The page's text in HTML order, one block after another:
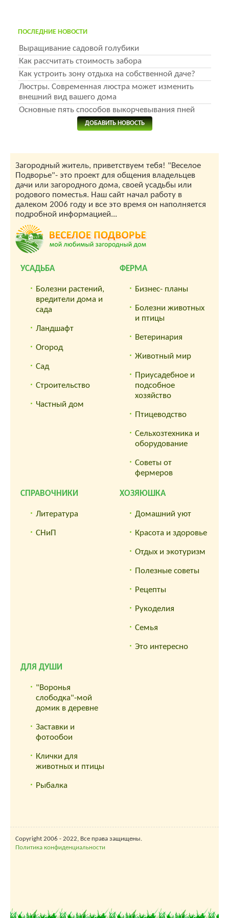
ПОСЛЕДНИЕ НОВОСТИ
Выращивание садовой голубики
Как рассчитать стоимость забора
Как устроить зону отдыха на собственной даче?
Люстры. Современная люстра может изменить
внешний вид вашего дома
Основные пять способов выкорчевывания пней
ДОБАВИТЬ НОВОСТЬ
Загородный житель, приветствуем тебя! "Веселое
Подворье"- это проект для общения владельцев
дачи или загородного дома, своей усадьбы или
родового поместья. Наш сайт начал работу в
далеком 2006 году и все это время он наполняется
подробной информацией...
УСАДЬБА
Болезни растений,
вредители дома и
сада
Ландшафт
Огород
Сад
Строительство
Частный дом
ФЕРМА
Бизнес- планы
Болезни животных
и птицы
Ветеринария
Животный мир
Приусадебное и
подсобное
хозяйство
Птицеводство
Сельхозтехника и
оборудование
Советы от
фермеров
СПРАВОЧНИКИ
Литература
СНиП
ХОЗЯЮШКА
Домашний уют
Красота и здоровье
Отдых и экотуризм
Полезные советы
Рецепты
Рукоделия
Семья
Это интересно
ДЛЯ ДУШИ
"Воронья
слободка"-мой
домик в деревне
Заставки и
фотообои
Клички для
животных и птицы
Рыбалка
Copyright 2006 - 2022, Все права защищены.
Политика конфиденциальности